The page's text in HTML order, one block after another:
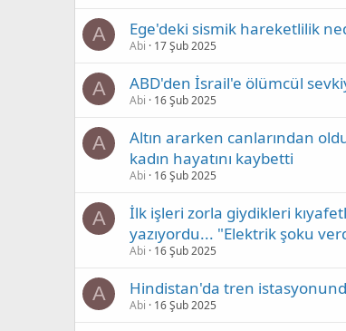
A Ege'deki sismik hareketlilik
Abi 17 Şub 2025
A ABD'den İsrail'e ölümcül
Abi 16 Şub 2025
A
Altın ararken canlarından
kadın hayatını kaybetti
Abi 16 Şub 2025
A
İlk işleri zorla giydikleri
yazıyordu... "Elektrik şoku
Abi 16 Şub 2025
A Hindistan'da tren
Abi 16 Şub 2025